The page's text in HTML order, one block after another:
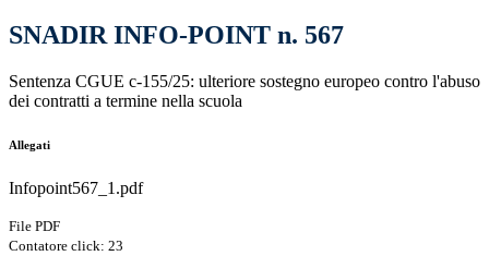
SNADIR INFO-POINT n. 567
Sentenza CGUE c-155/25: ulteriore sostegno europeo contro l'abuso
dei contratti a termine nella scuola
Allegati
Infopoint567_1.pdf
File PDF
Contatore click: 23